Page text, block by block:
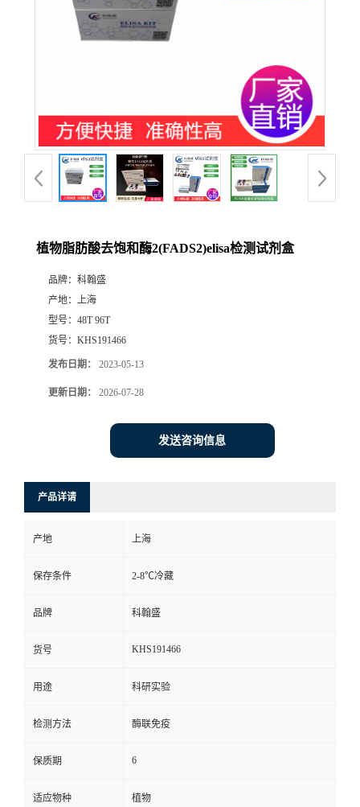
植物脂肪酸去饱和酶2(FADS2)elisa检测试剂盒
品牌： 科翰盛
产地： 上海
型号： 48T 96T
货号： KHS191466
发布日期： 2023-05-13
更新日期： 2026-07-28
发送咨询信息
产品详请
产地 上海
保存条件 2-8℃冷藏
品牌 科翰盛
货号 KHS191466
用途 科研实验
检测方法 酶联免疫
保质期 6
适应物种 植物